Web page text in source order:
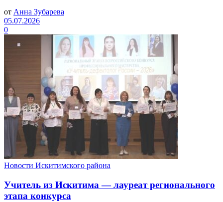
от Анна Зубарева
05.07.2026
0
Новости Искитимского района
Учитель из Искитима — лауреат регионального
этапа конкурса